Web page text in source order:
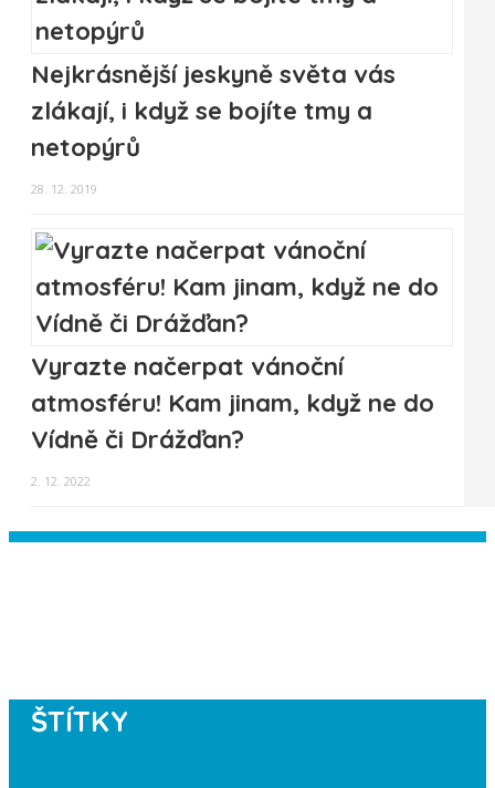
Nejkrásnější jeskyně světa vás
zlákají, i když se bojíte tmy a
netopýrů
28. 12. 2019
Vyrazte načerpat vánoční
atmosféru! Kam jinam, když ne do
Vídně či Drážďan?
2. 12. 2022
ŠTÍTKY